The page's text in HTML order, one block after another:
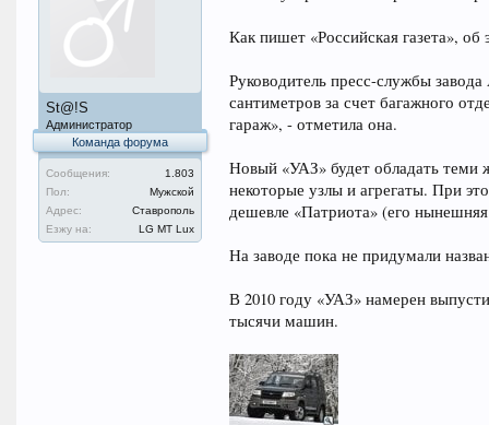
St@!S
Администратор
Команда форума
Сообщения:
1.803
Пол:
Мужской
Адрес:
Ставрополь
Езжу на:
LG MT Lux
Как пишет «Российская газета»,
Руководитель пресс-службы
сантиметров за счет багажного
гараж», - отметила она.
Новый «УАЗ» будет обладать теми
некоторые узлы и агрегаты. При
дешевле «Патриота» (его
На заводе пока не придумали
В 2010 году «УАЗ» намерен
тысячи машин.